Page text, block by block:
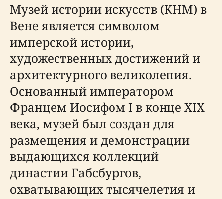
Музей истории искусств (KHM) в
Вене является символом
имперской истории,
художественных достижений и
архитектурного великолепия.
Основанный императором
Францем Иосифом I в конце XIX
века, музей был создан для
размещения и демонстрации
выдающихся коллекций
династии Габсбургов,
охватывающих тысячелетия и